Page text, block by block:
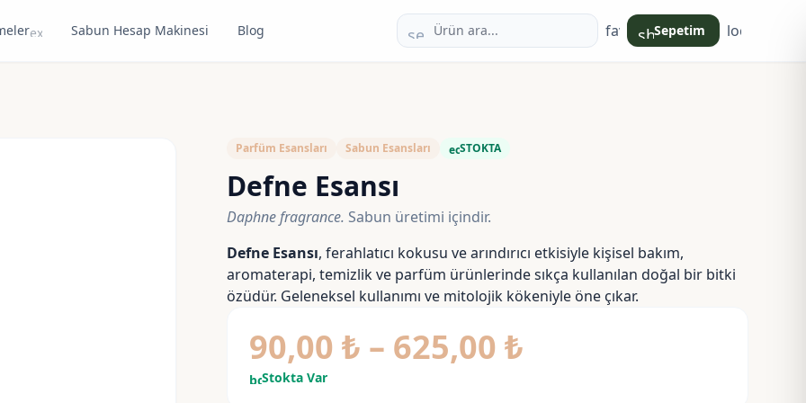
expand_moreSabun Hesap Makinesi Blog search favoriteshopping_bag
Sepetim login
Parfüm Esansları Sabun Esansları ecoSTOKTA
Defne Esansı
Daphne fragrance. Sabun üretimi içindir.
Defne Esansı, ferahlatıcı kokusu ve arındırıcı etkisiyle kişisel bakım,
aromaterapi, temizlik ve parfüm ürünlerinde sıkça kullanılan doğal bir bitki
özüdür. Geleneksel kullanımı ve mitolojik kökeniyle öne çıkar.
90,00 ₺ – 625,00 ₺
boltStokta Var